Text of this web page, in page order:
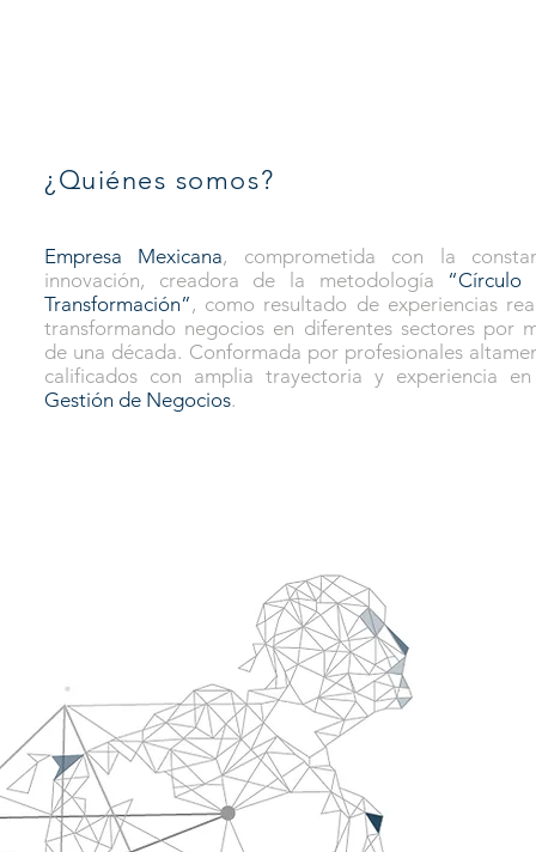
¿Quiénes somos?
Empresa Mexicana, comprometida con la
innovación, creadora de la metodología “Círculo
Transformación”, como resultado de experiencias
transformando negocios en diferentes sectores por
de una década. Conformada por profesionales
calificados con amplia trayectoria y experiencia
Gestión de Negocios.